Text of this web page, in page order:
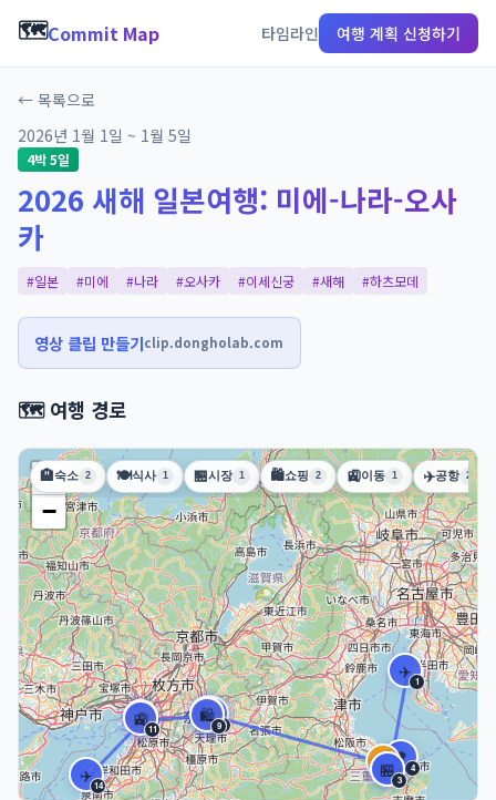
🗺️Commit Map 타임라인 여행 계획 신청하기
← 목록으로
2026년 1월 1일 ~ 1월 5일
4박 5일
2026 새해 일본여행: 미에-나라-오사
카
#일본 #미에 #나라 #오사카 #이세신궁 #새해 #하츠모데
영상 클립 만들기clip.dongholab.com
🗺️ 여행 경로
🏨숙소 2 🍽️식사 1 🏪시장 1 🛍️쇼핑 2 🚉이동 1 ✈️공항 2
✈️ 1
⛩️2
🏪3
🌳4
🏨5
🌳6
⛩️ 7
⛩️8
🛍️9
🏨10
🚉11
🛍️12
🍽️13
✈️14
+
−